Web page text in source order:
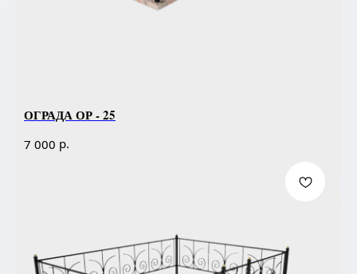
ОГРАДА ОР - 25
7 000 р.